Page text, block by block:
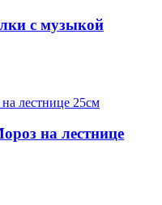
с музыкой
на лестнице